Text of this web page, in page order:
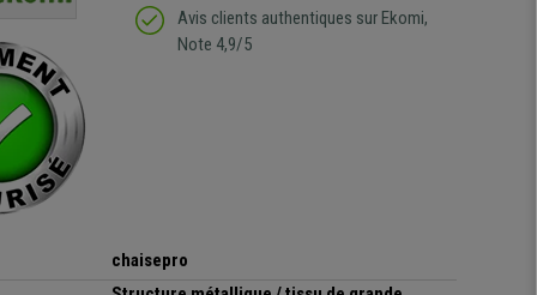
de belle qualité
Avis clients authentiques sur Ekomi,
Note 4,9/5
chaisepro